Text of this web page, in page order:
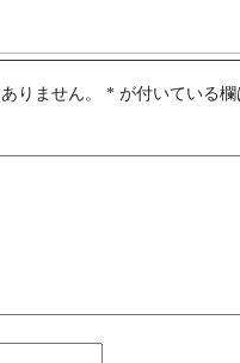
りません。 * が付いている